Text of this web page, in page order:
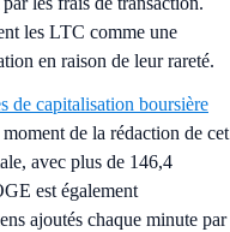
les LTC comme une
en raison de leur rareté.
de capitalisation boursière
de la rédaction de cet
avec plus de 146,4
est également
ajoutés chaque minute par